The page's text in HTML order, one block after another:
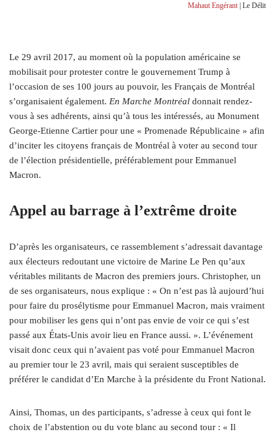
Mahaut Engérant| Le Délit
Le 29 avril 2017, au moment où la population américaine se
mobilisait pour protester contre le gouvernement Trump à
l’occasion de ses 100 jours au pouvoir, les Français de Montréal
s’organisaient également. En Marche Montréal donnait rendez-
vous à ses adhérents, ainsi qu’à tous les intéressés, au Monument
George-Etienne Cartier pour une « Promenade Républicaine » afin
d’inciter les citoyens français de Montréal à voter au second tour
de l’élection présidentielle, préférablement pour Emmanuel
Macron.
Appel au barrage à l’extrême droite
D’après les organisateurs, ce rassemblement s’adressait davantage
aux électeurs redoutant une victoire de Marine Le Pen qu’aux
véritables militants de Macron des premiers jours. Christopher, un
de ses organisateurs, nous explique : « On n’est pas là aujourd’hui
pour faire du prosélytisme pour Emmanuel Macron, mais vraiment
pour mobiliser les gens qui n’ont pas envie de voir ce qui s’est
passé aux États-Unis avoir lieu en France aussi. ». L’événement
visait donc ceux qui n’avaient pas voté pour Emmanuel Macron
au premier tour le 23 avril, mais qui seraient susceptibles de
préférer le candidat d’En Marche à la présidente du Front National.
Ainsi, Thomas, un des participants, s’adresse à ceux qui font le
choix de l’abstention ou du vote blanc au second tour : « Il